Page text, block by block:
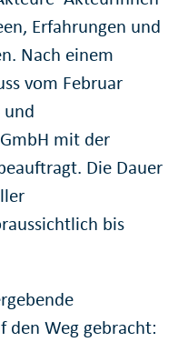
Erfahrungen und
Nach einem
vom Februar
und
mit der
Die Dauer
bis
den Weg gebracht: